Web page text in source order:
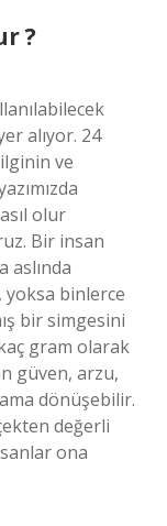
?
alıyor. 24
ve
olur
Bir insan
aslında
yoksa binlerce
bir simgesini
gram olarak
güven, arzu,
dönüşebilir.
değerli
ona